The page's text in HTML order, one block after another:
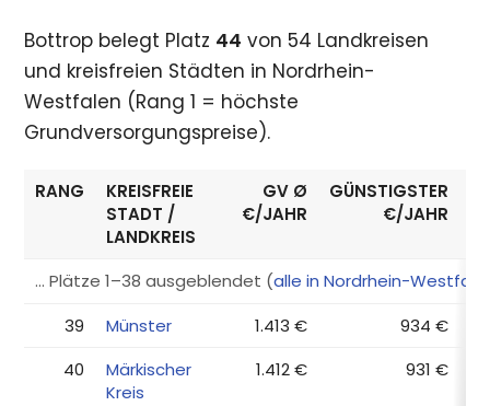
Bottrop belegt Platz 44 von 54 Landkreisen
und kreisfreien Städten in Nordrhein-
Westfalen (Rang 1 = höchste
Grundversorgungspreise).
RANG
KREISFREIE
STADT /
LANDKREIS
GV Ø
€/JAHR
GÜNSTIGSTER
€/JAHR
… Plätze 1–38 ausgeblendet (alle in Nordrhein-
39
Münster 1.413 €
934 €
40
Märkischer
Kreis
1.412 € 931 €